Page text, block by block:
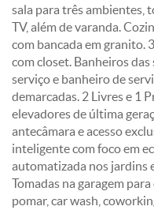
sala para três ambientes,
TV, além de varanda.
com bancada em granito.
com closet. Banheiros
serviço e banheiro de
demarcadas. 2 Livres e 1
elevadores de última
antecâmara e acesso
inteligente com foco em
automatizada nos jardins
Tomadas na garagem
pomar, car wash,